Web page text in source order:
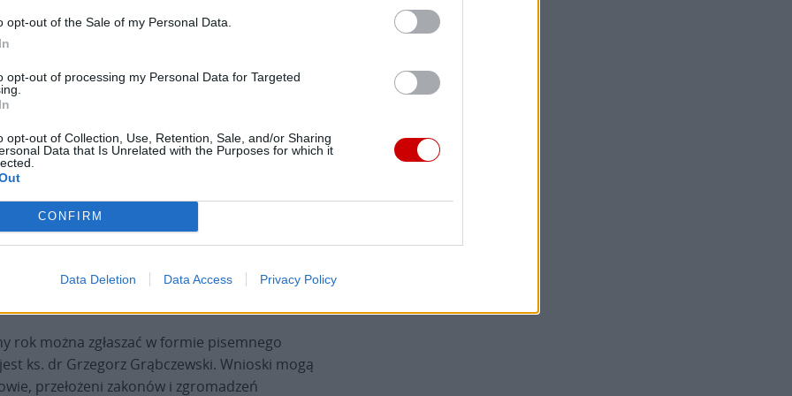
opt-out of the Sale of my Personal Data.
opt-out of processing my Personal Data for Targeted
opt-out of Collection, Use, Retention, Sale, and/or Sharing
Data that Is Unrelated with the Purposes for which it
CONFIRM
Data Deletion Data Access Privacy Policy
i konsekrowanym, a także instytucjom
Wyróżnienie otrzymują ci, którzy w szczególny
i materialnego Kościoła gliwickiego.
świętych Apostołów Piotra i Pawła, oraz
Na rewersie znajduje się znak graficzny diecezji z
została zaczerpnięta z motta posługi
rok można zgłaszać w formie pisemnego
ks. dr Grzegorz Grąbczewski. Wnioski mogą
przełożeni zakonów i zgromadzeń